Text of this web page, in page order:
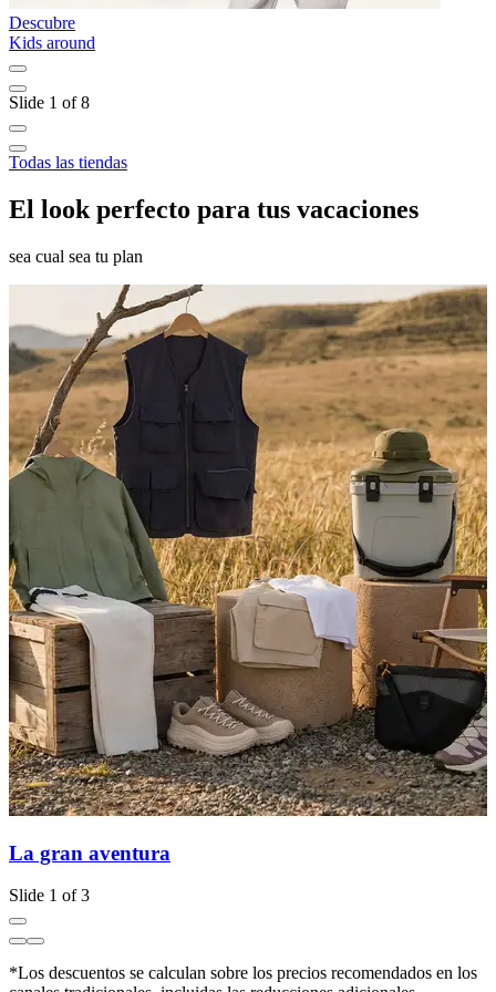
Descubre
Kids around
Slide 1 of 8
Todas las tiendas
El look perfecto para tus vacaciones
sea cual sea tu plan
La gran aventura
Slide 1 of 3
*Los descuentos se calculan sobre los precios recomendados en los